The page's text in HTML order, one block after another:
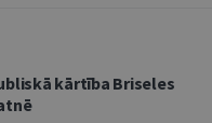
kārtība Briseles